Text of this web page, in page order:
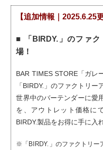
【追加情報｜2025.6.25
■ 「BIRDY.」のファ
場！
BAR TIMES STORE「ガレ
「BIRDY.」のファクトリー
世界中のバーテンダーに愛
を、アウトレット価格に
BIRDY.製品をお得に手に入
※「BIRDY.」のファクトリー